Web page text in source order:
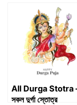
Bengali | বাবা মানে
বিকেল লিরিক্স
All Durga Stotra
সকল দুর্গা স্তোত্র